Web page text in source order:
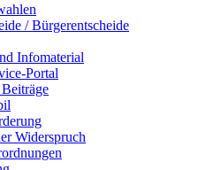
/ Bürgerentscheide
Infomaterial
Portal
Widerspruch